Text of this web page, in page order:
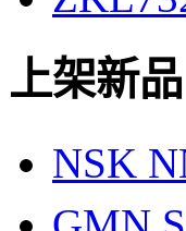
上架新品
NSK